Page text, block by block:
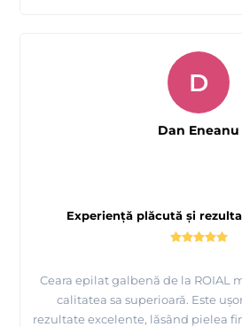
Experiență plăcută și
Ceara epilat galbenă de la ROIAL
calitatea sa superioară. Este
rezultate excelente, lăsând pielea
D
Dan Eneanu